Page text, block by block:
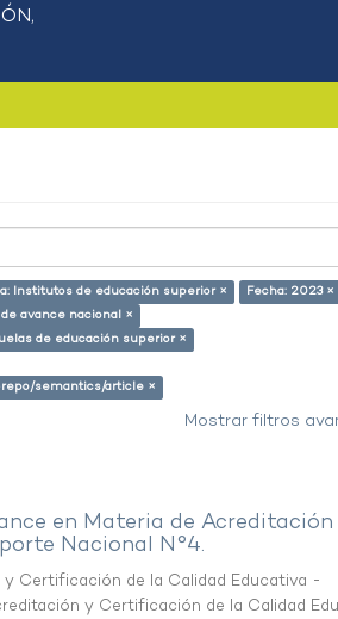
Institutos de educación superior ×
Fecha: 2023 ×
avance nacional ×
de educación superior ×
semantics/article ×
Mostrar filtros
en Materia de
Nacional N°4.
Certificación de la Calidad Educativa -
y Certificación de la Calidad